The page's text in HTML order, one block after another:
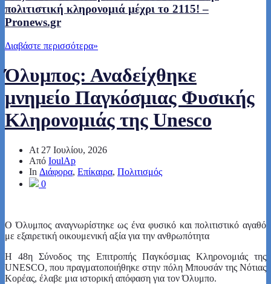
πολιτιστική κληρονομιά μέχρι το 2115! –
Pronews.gr
Διαβάστε περισσότερα»
Όλυμπος: Αναδείχθηκε
μνημείο Παγκόσμιας Φυσικής
Κληρονομιάς της Unesco
At 27 Ιουλίου, 2026
Από IoulAp
In Διάφορα, Επίκαιρα, Πολιτισμός
0
Ο Όλυμπος αναγνωρίστηκε ως ένα φυσικό και πολιτιστικό αγαθό
με εξαιρετική οικουμενική αξία για την ανθρωπότητα
Η 48η Σύνοδος της Επιτροπής Παγκόσμιας Κληρονομιάς της
UNESCO, που πραγματοποιήθηκε στην πόλη Μπουσάν της Νότιας
Κορέας, έλαβε μια ιστορική απόφαση για τον Όλυμπο.